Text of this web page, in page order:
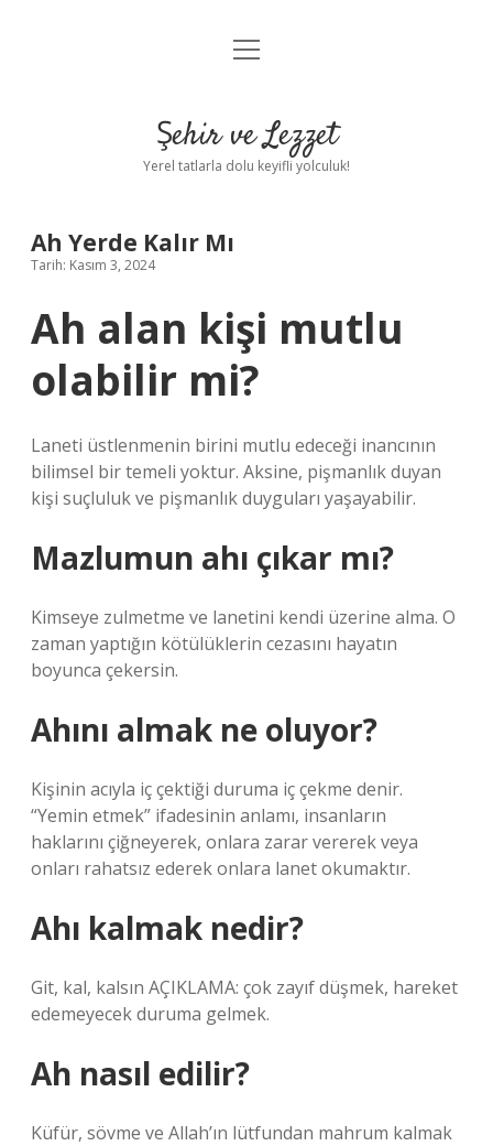
Anasayfa
Yasal Uyarı
menüyü
Şehir ve Lezzet
Yerel tatlarla dolu keyifli yolculuk!
Ah Yerde Kalır Mı
Tarih: Kasım 3, 2024
Ah alan kişi mutlu
olabilir mi?
Laneti üstlenmenin birini mutlu edeceği inancının
bilimsel bir temeli yoktur. Aksine, pişmanlık duyan
kişi suçluluk ve pişmanlık duyguları yaşayabilir.
Mazlumun ahı çıkar mı?
Kimseye zulmetme ve lanetini kendi üzerine alma. O
zaman yaptığın kötülüklerin cezasını hayatın
boyunca çekersin.
Ahını almak ne oluyor?
Kişinin acıyla iç çektiği duruma iç çekme denir.
“Yemin etmek” ifadesinin anlamı, insanların
haklarını çiğneyerek, onlara zarar vererek veya
onları rahatsız ederek onlara lanet okumaktır.
Ahı kalmak nedir?
Git, kal, kalsın AÇIKLAMA: çok zayıf düşmek, hareket
edemeyecek duruma gelmek.
Ah nasıl edilir?
Küfür, sövme ve Allah’ın lütfundan mahrum kalmak